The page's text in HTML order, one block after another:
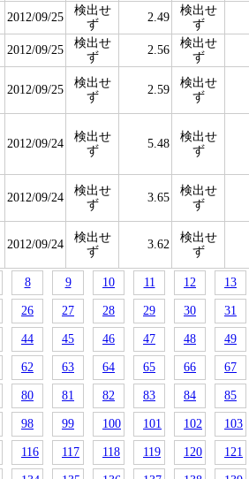
2012/09/25
検出せ
ず
2.49
検出せ
ず
2012/09/25
検出せ
ず
2.56
検出せ
ず
2012/09/25
検出せ
ず
2.59
検出せ
ず
2012/09/24
検出せ
ず
5.48
検出せ
ず
2012/09/24
検出せ
ず
3.65
検出せ
ず
2012/09/24
検出せ
ず
3.62
検出せ
ず
8 9 10 11 12 13
26 27 28 29 30 31
44 45 46 47 48 49
62 63 64 65 66 67
80 81 82 83 84 85
98 99 100 101 102 103
116 117 118 119 120 121